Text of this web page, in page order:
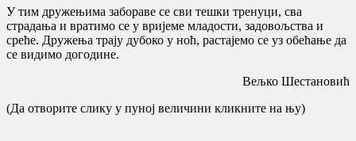
У тим дружењима забораве се сви тешки тренуци, сва
страдања и вратимо се у вријеме младости, задовољства и
среће. Дружења трају дубоко у ноћ, растајемо се уз обећање да
се видимо догодине.
Вељко Шестановић
(Да отворите слику у пуној величини кликните на њу)